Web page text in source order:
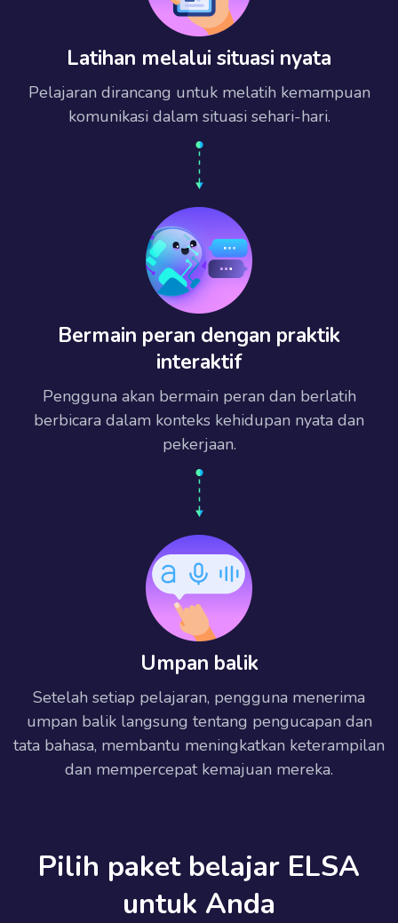
Latihan melalui situasi nyata
Pelajaran dirancang untuk melatih kemampuan
komunikasi dalam situasi sehari-hari.
Bermain peran dengan praktik
interaktif
Pengguna akan bermain peran dan berlatih
berbicara dalam konteks kehidupan nyata dan
pekerjaan.
Umpan balik
Setelah setiap pelajaran, pengguna menerima
umpan balik langsung tentang pengucapan dan
tata bahasa, membantu meningkatkan keterampilan
dan mempercepat kemajuan mereka.
Pilih paket belajar ELSA
untuk Anda